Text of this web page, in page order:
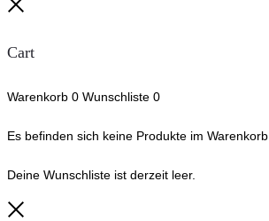
Cart
Warenkorb 0 Wunschliste 0
Es befinden sich keine Produkte im Warenkorb.
Deine Wunschliste ist derzeit leer.